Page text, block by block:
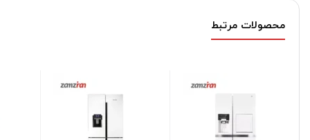
محصولات مرتبط